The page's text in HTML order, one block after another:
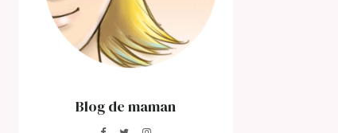
Blog de maman